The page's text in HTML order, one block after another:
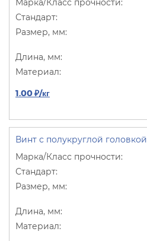
1.00 ₽/кг
Винт с полукруглой головкой